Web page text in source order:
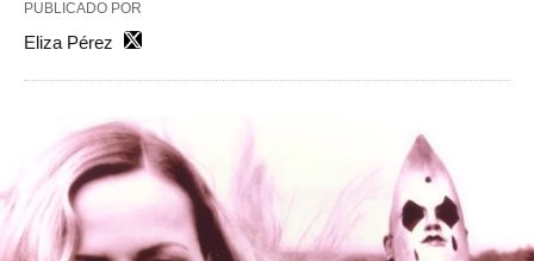
PUBLICADO POR
Eliza Pérez